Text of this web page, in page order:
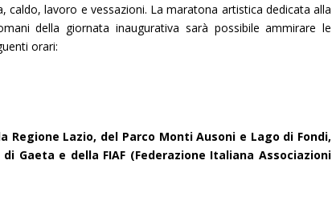
caldo, lavoro e vessazioni. La maratona artistica dedicata alla
della giornata inaugurativa sarà possibile ammirare le
orari:
Regione Lazio, del Parco Monti Ausoni e Lago di Fondi,
Gaeta e della FIAF (Federazione Italiana Associazioni